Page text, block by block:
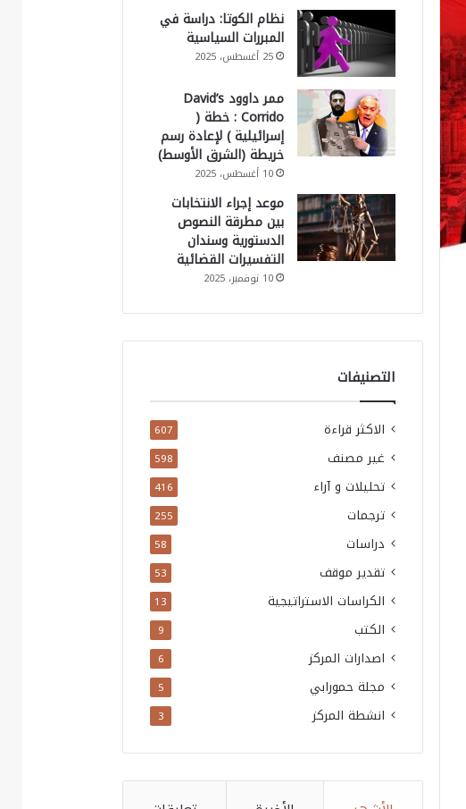
نظام الكوتا: دراسة في
المبررات السياسية
25 أغسطس، 2025
ممر داوود David’s
Corrido : خطة (
إسرائيلية ) لإعادة رسم
خريطة (الشرق الأوسط)
10 أغسطس، 2025
موعد إجراء الانتخابات
بين مطرقة النصوص
الدستورية وسندان
التفسيرات القضائية
10 نوفمبر، 2025
التصنيفات
الاكثر قراءة 607
غير مصنف 598
تحليلات و آراء 416
ترجمات 255
دراسات 58
تقدير موقف 53
الكراسات الاستراتيجية 13
الكتب 9
اصدارات المركز 6
مجلة حمورابي 5
انشطة المركز 3